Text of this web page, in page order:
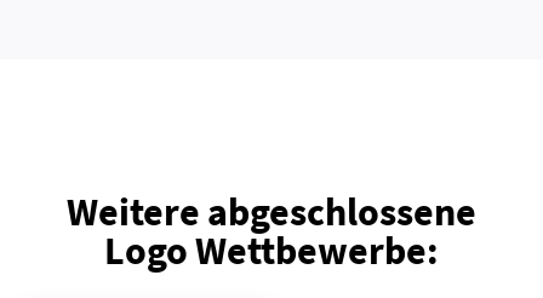
Weitere abgeschlossene
Logo Wettbewerbe: